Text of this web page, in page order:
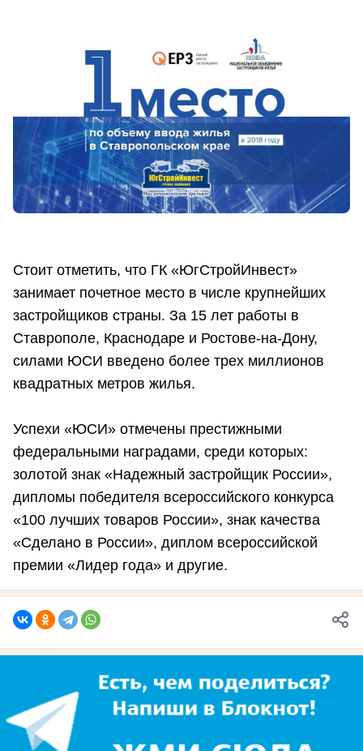
Стоит отметить, что ГК «ЮгСтройИнвест»
занимает почетное место в числе крупнейших
застройщиков страны. За 15 лет работы в
Ставрополе, Краснодаре и Ростове-на-Дону,
силами ЮСИ введено более трех миллионов
квадратных метров жилья.
Успехи «ЮСИ» отмечены престижными
федеральными наградами, среди которых:
золотой знак «Надежный застройщик России»,
дипломы победителя всероссийского конкурса
«100 лучших товаров России», знак качества
«Сделано в России», диплом всероссийской
премии «Лидер года» и другие.